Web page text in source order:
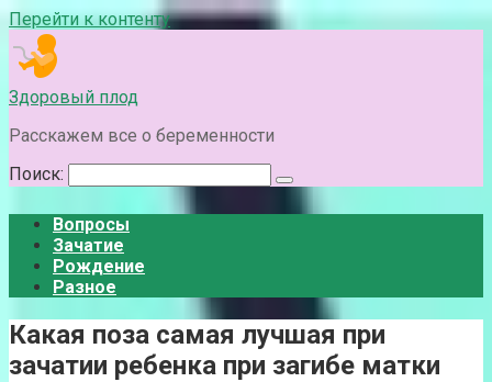
Перейти к контенту
Здоровый плод
Расскажем все о беременности
Поиск:
Вопросы
Зачатие
Рождение
Разное
Какая поза самая лучшая при
зачатии ребенка при загибе матки